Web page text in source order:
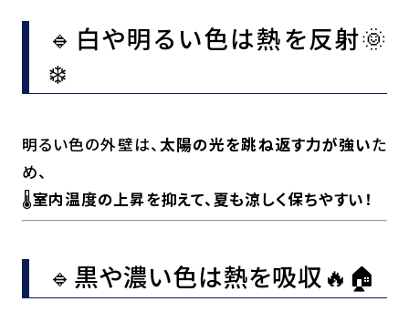
🔹白や明るい色は熱を反射🌞
❄️
明るい色の外壁は、太陽の光を跳ね返す力が強いた
め、
🌡️室内温度の上昇を抑えて、夏も涼しく保ちやすい！
🔹黒や濃い色は熱を吸収🔥🏠